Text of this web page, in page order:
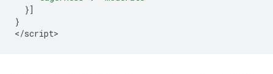
}]
}
</script